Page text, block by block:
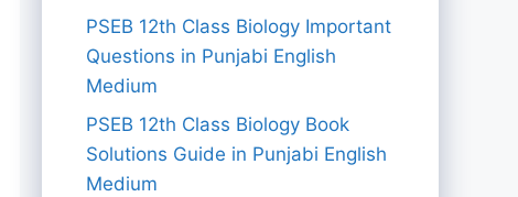
PSEB 12th Class Biology Important
Questions in Punjabi English
Medium
PSEB 12th Class Biology Book
Solutions Guide in Punjabi English
Medium